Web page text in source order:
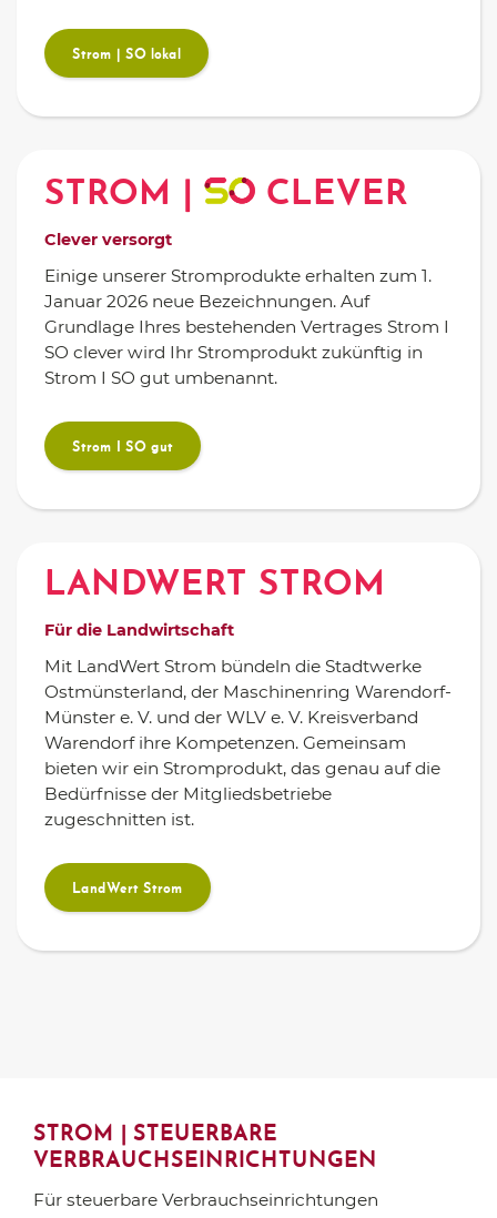
Strom | SO lokal
STROM | CLEVER
Clever versorgt
Einige unserer Stromprodukte erhalten zum 1.
Januar 2026 neue Bezeichnungen. Auf
Grundlage Ihres bestehenden Vertrages Strom I
SO clever wird Ihr Stromprodukt zukünftig in
Strom I SO gut umbenannt.
Strom I SO gut
LANDWERT STROM
Für die Landwirtschaft
Mit LandWert Strom bündeln die Stadtwerke
Ostmünsterland, der Maschinenring Warendorf-
Münster e. V. und der WLV e. V. Kreisverband
Warendorf ihre Kompetenzen. Gemeinsam
bieten wir ein Stromprodukt, das genau auf die
Bedürfnisse der Mitgliedsbetriebe
zugeschnitten ist.
LandWert Strom
STROM | STEUERBARE
VERBRAUCHSEINRICHTUNGEN
Für steuerbare Verbrauchseinrichtungen